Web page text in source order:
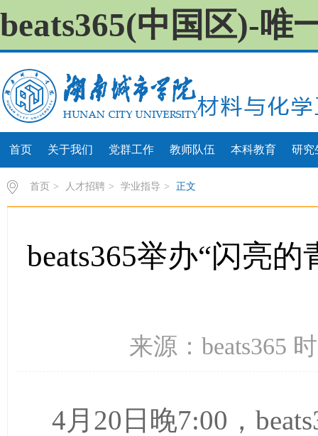
beats365(中国区)-唯
首页 关于我们 党群工作 教师队伍 本科教育 研究
首页 > 人才招聘 > 学业指导 > 正文
beats365举办“闪亮
来源：beats365
4月20日晚7:00，